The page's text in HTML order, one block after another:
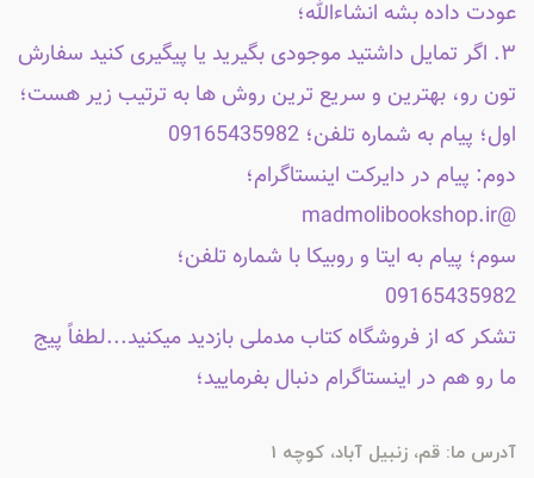
عودت داده بشه انشاءالله؛
۳. اگر تمایل داشتید موجودی بگیرید یا پیگیری کنید سفارش
تون رو، بهترین و سریع ترین روش ها به ترتیب زیر هست؛
اول؛ پیام به شماره تلفن؛ 09165435982
دوم: پیام در دایرکت اینستاگرام؛
@madmolibookshop.ir
سوم؛ پیام به ایتا و روبیکا با شماره تلفن؛
09165435982
تشکر که از فروشگاه کتاب مدملی بازدید میکنید...لطفاً پیج
ما رو هم در اینستاگرام دنبال بفرمایید؛
آدرس ما: قم، زنبیل آباد، کوچه 1